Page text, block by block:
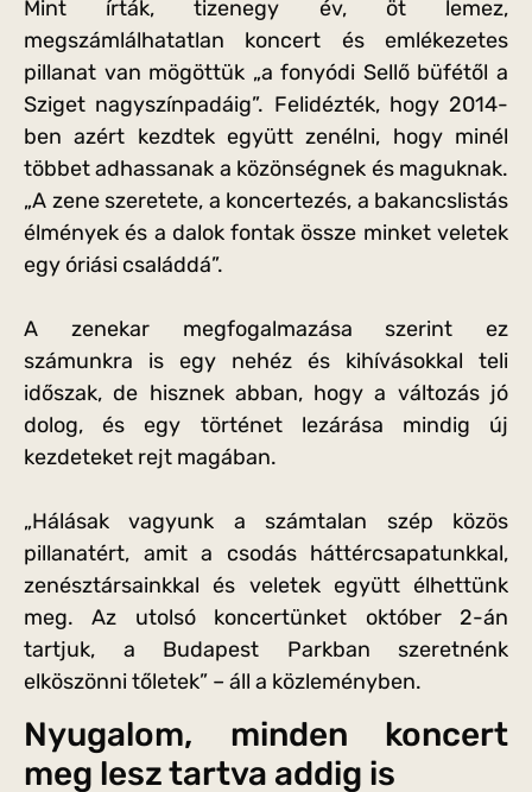
Mint írták, tizenegy év, öt lemez,
megszámlálhatatlan koncert és emlékezetes
pillanat van mögöttük „a fonyódi Sellő büfétől a
Sziget nagyszínpadáig”. Felidézték, hogy 2014-
ben azért kezdtek együtt zenélni, hogy minél
többet adhassanak a közönségnek és maguknak.
„A zene szeretete, a koncertezés, a bakancslistás
élmények és a dalok fontak össze minket veletek
egy óriási családdá”.
A zenekar megfogalmazása szerint ez
számunkra is egy nehéz és kihívásokkal teli
időszak, de hisznek abban, hogy a változás jó
dolog, és egy történet lezárása mindig új
kezdeteket rejt magában.
„Hálásak vagyunk a számtalan szép közös
pillanatért, amit a csodás háttércsapatunkkal,
zenésztársainkkal és veletek együtt élhettünk
meg. Az utolsó koncertünket október 2-án
tartjuk, a Budapest Parkban szeretnénk
elköszönni tőletek” – áll a közleményben.
Nyugalom, minden koncert
meg lesz tartva addig is